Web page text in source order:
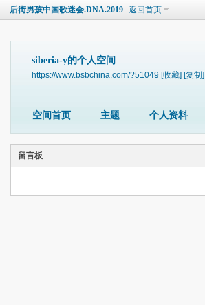
后街男孩中国歌迷会.DNA.2019 返回首页
siberia-y的个人空间
https://www.bsbchina.com/?51049 [收藏] [复制]
空间首页 主题 个人资料
留言板